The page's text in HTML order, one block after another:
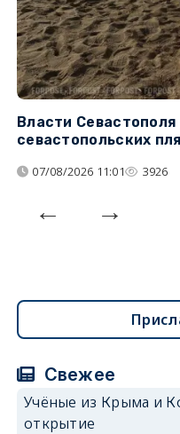
Власти
севастопольских
07/08/2026 11:01 3926
Свежее
Учёные из Крыма и
открытие